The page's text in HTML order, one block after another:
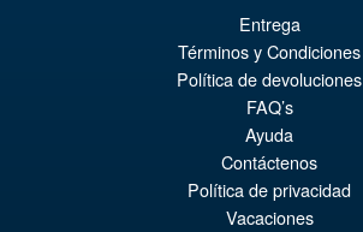
PRE ORDENA
Entrega
Términos y Condiciones
Política de devoluciones
FAQ’s
Ayuda
Contáctenos
Política de privacidad
Vacaciones